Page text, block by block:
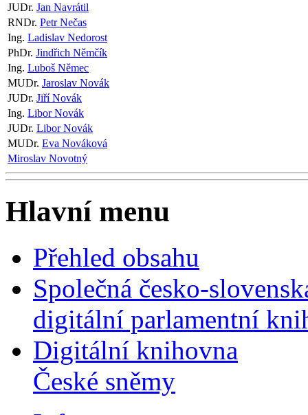
JUDr. Jan Navrátil
RNDr. Petr Nečas
Ing. Ladislav Nedorost
PhDr. Jindřich Němčík
Ing. Luboš Němec
MUDr. Jaroslav Novák
JUDr. Jiří Novák
Ing. Libor Novák
JUDr. Libor Novák
MUDr. Eva Nováková
Miroslav Novotný
Hlavní menu
Přehled obsahu
Společná česko-
digitální parlamentní
Digitální knihovna
České sněmy